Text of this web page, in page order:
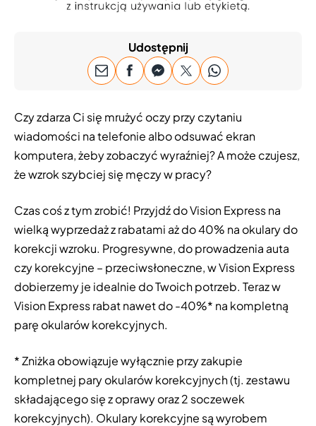
Udostępnij
Czy zdarza Ci się mrużyć oczy przy czytaniu
wiadomości na telefonie albo odsuwać ekran
komputera, żeby zobaczyć wyraźniej? A może czujesz,
że wzrok szybciej się męczy w pracy?
Czas coś z tym zrobić! Przyjdź do Vision Express na
wielką wyprzedaż z rabatami aż do 40% na okulary do
korekcji wzroku. Progresywne, do prowadzenia auta
czy korekcyjne – przeciwsłoneczne, w Vision Express
dobierzemy je idealnie do Twoich potrzeb. Teraz w
Vision Express rabat nawet do -40%* na kompletną
parę okularów korekcyjnych.
* Zniżka obowiązuje wyłącznie przy zakupie
kompletnej pary okularów korekcyjnych (tj. zestawu
składającego się z oprawy oraz 2 soczewek
korekcyjnych). Okulary korekcyjne są wyrobem